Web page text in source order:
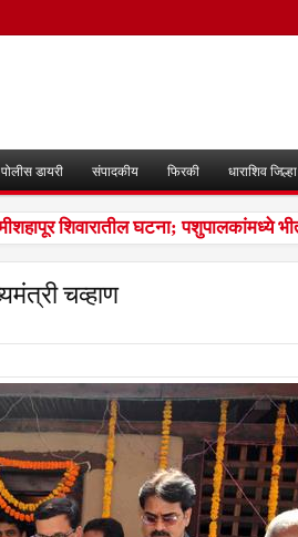
पोलीस डायरी संपादकीय फिरकी धाराशिव जिल्हा
शिवारातील घटना; पशुपालकांमध्ये
चव्हाण